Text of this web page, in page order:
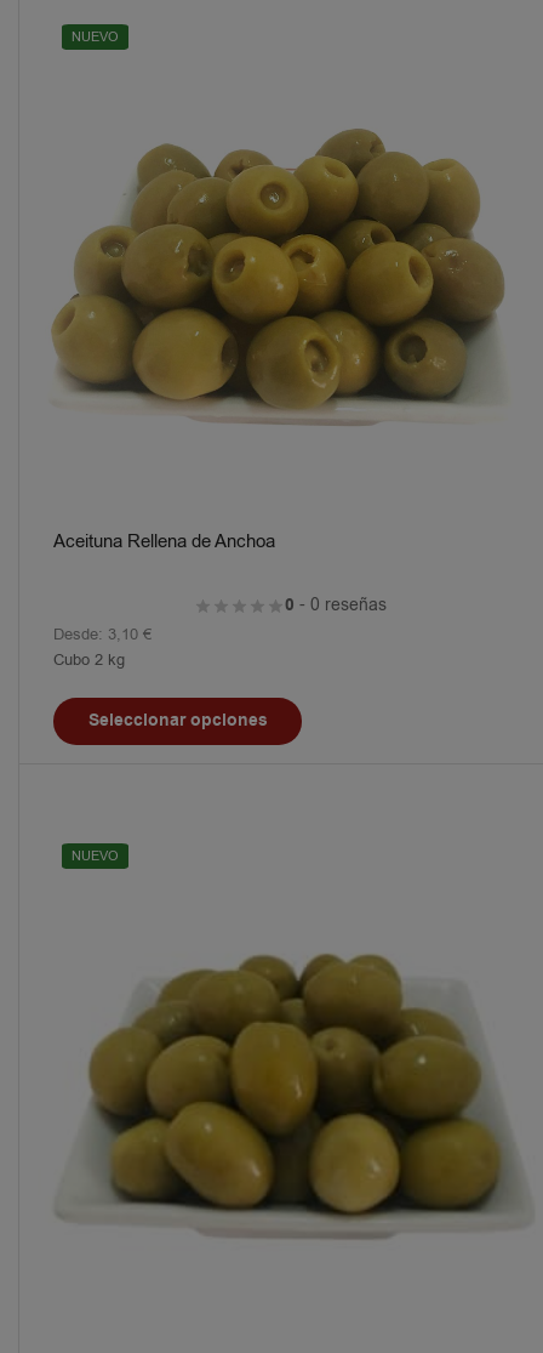
NUEVO
Aceituna Rellena de Anchoa
0 - 0 reseñas
Desde: 3,10 €
Cubo 2 kg
Seleccionar opciones
NUEVO